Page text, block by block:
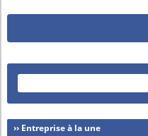
›› Entreprise à la une